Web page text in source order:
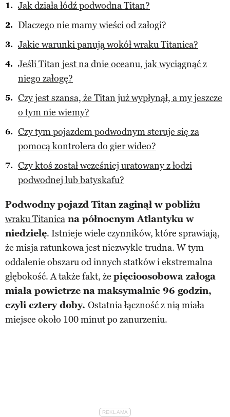
Jak działa łódź podwodna Titan?
Dlaczego nie mamy wieści od załogi?
Jakie warunki panują wokół wraku Titanica?
Jeśli Titan jest na dnie oceanu, jak wyciągnąć z
niego załogę?
Czy jest szansa, że Titan już wypłynął, a my jeszcze
o tym nie wiemy?
Czy tym pojazdem podwodnym steruje się za
pomocą kontrolera do gier wideo?
Czy ktoś został wcześniej uratowany z łodzi
podwodnej lub batyskafu?
Podwodny pojazd Titan zaginął w pobliżu
wraku Titanica na północnym Atlantyku w
niedzielę. Istnieje wiele czynników, które sprawiają,
że misja ratunkowa jest niezwykle trudna. W tym
oddalenie obszaru od innych statków i ekstremalna
głębokość. A także fakt, że pięcioosobowa załoga
miała powietrze na maksymalnie 96 godzin,
czyli cztery doby. Ostatnia łączność z nią miała
miejsce około 100 minut po zanurzeniu.